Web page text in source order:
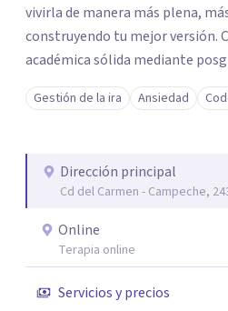
vivirla de manera más plena,
construyendo tu mejor versión. Con una formación
académica sólida mediante
breve, familiar e infantil, así
profesional y experiencia clínica
auténtica y comunicación clara y
seguridad emocional y una
de cambio.
Gestión de la ira Ansiedad
Dirección principal
Cd del Carmen - Campeche,
Online
Terapia online
Servicios y precios